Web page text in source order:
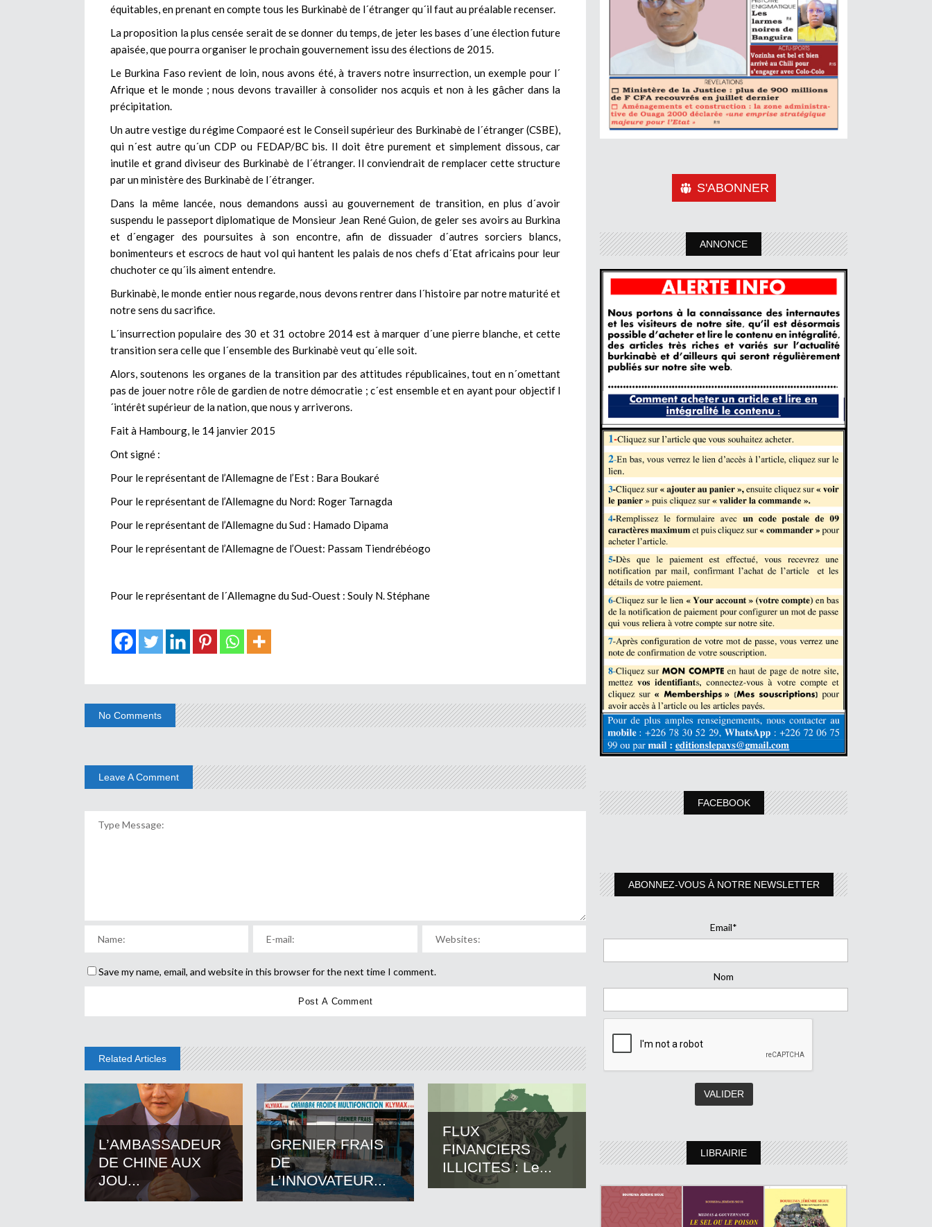
équitables, en prenant en compte tous les Burkinabè de l´étranger qu´il faut au préalable recenser.
La proposition la plus censée serait de se donner du temps, de jeter les bases d´une élection future
apaisée, que pourra organiser le prochain gouvernement issu des élections de 2015.
Le Burkina Faso revient de loin, nous avons été, à travers notre insurrection, un exemple pour l´
Afrique et le monde ; nous devons travailler à consolider nos acquis et non à les gâcher dans la
précipitation.
Un autre vestige du régime Compaoré est le Conseil supérieur des Burkinabè de l´étranger (CSBE),
qui n´est autre qu´un CDP ou FEDAP/BC bis. Il doit être purement et simplement dissous, car
inutile et grand diviseur des Burkinabè de l´étranger. Il conviendrait de remplacer cette structure
par un ministère des Burkinabè de l´étranger.
Dans la même lancée, nous demandons aussi au gouvernement de transition, en plus d´avoir
suspendu le passeport diplomatique de Monsieur Jean René Guion, de geler ses avoirs au Burkina
et d´engager des poursuites à son encontre, afin de dissuader d´autres sorciers blancs,
bonimenteurs et escrocs de haut vol qui hantent les palais de nos chefs d´Etat africains pour leur
chuchoter ce qu´ils aiment entendre.
Burkinabè, le monde entier nous regarde, nous devons rentrer dans l´histoire par notre maturité et
notre sens du sacrifice.
L´insurrection populaire des 30 et 31 octobre 2014 est à marquer d´une pierre blanche, et cette
transition sera celle que l´ensemble des Burkinabè veut qu´elle soit.
Alors, soutenons les organes de la transition par des attitudes républicaines, tout en n´omettant
pas de jouer notre rôle de gardien de notre démocratie ; c´est ensemble et en ayant pour objectif l
´intérêt supérieur de la nation, que nous y arriverons.
Fait à Hambourg, le 14 janvier 2015
Ont signé :
Pour le représentant de l’Allemagne de l’Est : Bara Boukaré
Pour le représentant de l’Allemagne du Nord: Roger Tarnagda
Pour le représentant de l’Allemagne du Sud : Hamado Dipama
Pour le représentant de l’Allemagne de l’Ouest: Passam Tiendrébéogo
Pour le représentant de l´Allemagne du Sud-Ouest : Souly N. Stéphane
No Comments
Leave A Comment
Save my name, email, and website in this browser for the next time I comment.
Related Articles
L’AMBASSADEUR
DE CHINE AUX
JOU...
GRENIER FRAIS
DE
L’INNOVATEUR...
FLUX
FINANCIERS
ILLICITES : Le...
S'ABONNER
ANNONCE
FACEBOOK
ABONNEZ-VOUS À NOTRE NEWSLETTER
Email*
Nom
LIBRAIRIE